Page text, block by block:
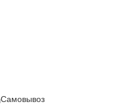
Самовывоз